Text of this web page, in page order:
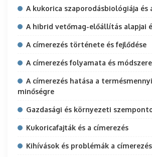
A kukorica szaporodásbiológiája és
A hibrid vetőmag-előállítás alapjai
A címerezés története és fejlődése
A címerezés folyamata és
A címerezés hatása a
minőségre
Gazdasági és környezeti
Kukoricafajták és a címerezés
Kihívások és problémák a